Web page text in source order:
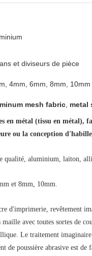
et diviseurs de pièce
4mm, 6mm, 8mm, 10mm
mesh fabric metal
en métal (tissu en métal),
ou la conception
qualité, aluminium, laiton,
et 8mm, 10mm.
d'imprimerie, revêtement
avec toutes sortes de
Le traitement
de poussière abrasive est